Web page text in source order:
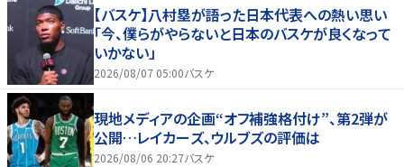
【バスケ】八村塁が語った日本代表への熱い思い
「今、僕らがやらないと日本のバスケが良くなって
いかない」
2026/08/07 05:00バスケ
現地メディアの企画“オフ補強格付け”、第2弾が
公開…レイカーズ、ウルブズの評価は
2026/08/06 20:27バスケ